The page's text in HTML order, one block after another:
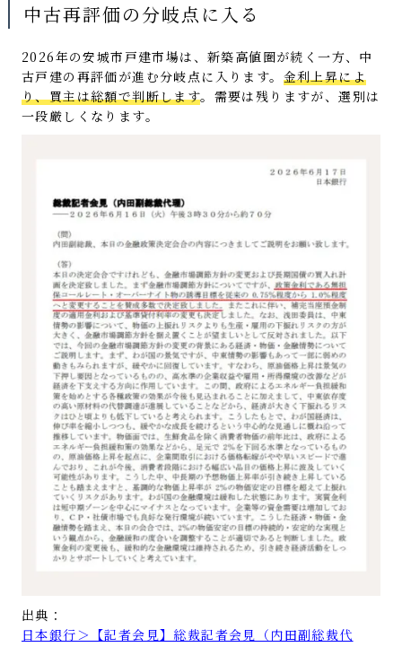
中古再評価の分岐点に入る
2026年の安城市戸建市場は、新築高値圏が続く一方、中
古戸建の再評価が進む分岐点に入ります。 金利上昇によ
り、買主は総額で判断します。需要は残りますが、選別は
一段厳しくなります。
出典：
日本銀行＞【記者会見】総裁記者会見（内田副総裁代